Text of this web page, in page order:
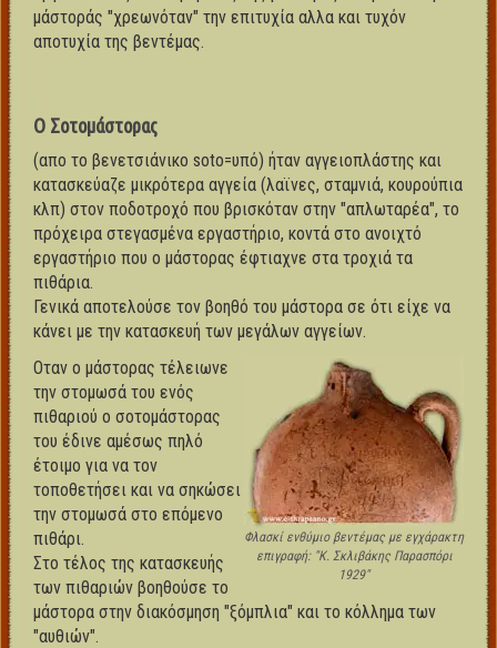
μάστοράς "χρεωνόταν" την επιτυχία αλλα και τυχόν
αποτυχία της βεντέμας.
Ο Σοτομάστορας
(απο το βενετσιάνικο soto=υπό) ήταν αγγειοπλάστης και
κατασκεύαζε μικρότερα αγγεία (λαϊνες, σταμνιά, κουρούπια
κλπ) στον ποδοτροχό που βρισκόταν στην "απλωταρέα", το
πρόχειρα στεγασμένα εργαστήριο, κοντά στο ανοιχτό
εργαστήριο που ο μάστορας έφτιαχνε στα τροχιά τα
πιθάρια.
Γενικά αποτελούσε τον βοηθό του μάστορα σε ότι είχε να
κάνει με την κατασκευή των μεγάλων αγγείων.
Φλασκί ενθύμιο βεντέμας με εγχάρακτη
επιγραφή: "Κ. Σκλιβάκης Παρασπόρι
1929"
Οταν ο μάστορας τέλειωνε
την στομωσά του ενός
πιθαριού ο σοτομάστορας
του έδινε αμέσως πηλό
έτοιμο για να τον
τοποθετήσει και να σηκώσει
την στομωσά στο επόμενο
πιθάρι.
Στο τέλος της κατασκευής
των πιθαριών βοηθούσε το
μάστορα στην διακόσμηση "ξόμπλια" και το κόλλημα των
"αυθιών".